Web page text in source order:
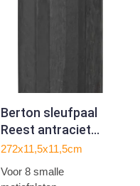
Berton sleufpaal
Reest antraciet
tussenmodel 272
272x11,5x11,5cm
Voor 8 smalle